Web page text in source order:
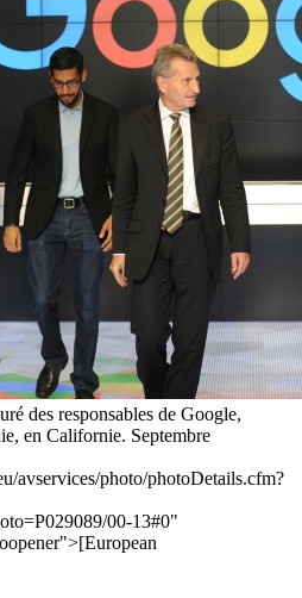
des responsables de Google,
en Californie. Septembre
avservices/photo/photoDetails.cfm?
00-13#0"